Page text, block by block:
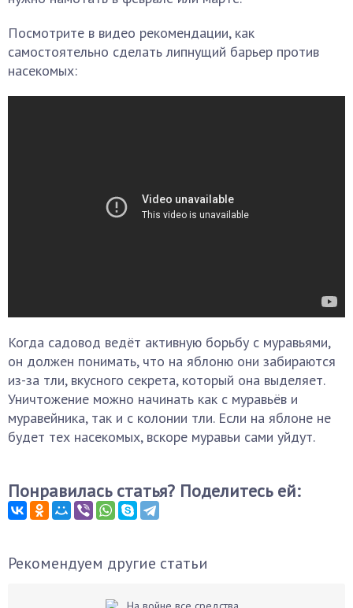
Посмотрите в видео рекомендации, как
самостоятельно сделать липнущий барьер против
насекомых:
Когда садовод ведёт активную борьбу с муравьями,
он должен понимать, что на яблоню они забираются
из-за тли, вкусного секрета, который она выделяет.
Уничтожение можно начинать как с муравьёв и
муравейника, так и с колонии тли. Если на яблоне не
будет тех насекомых, вскоре муравьи сами уйдут.
Понравилась статья? Поделитесь ей:
Рекомендуем другие статьи